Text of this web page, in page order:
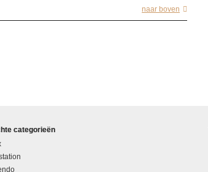
naar boven
categorieën